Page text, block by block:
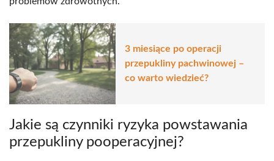
3 miesiące po operacji
przepukliny pachwinowej –
co warto wiedzieć?
Jakie są czynniki ryzyka powstawania
przepukliny pooperacyjnej?